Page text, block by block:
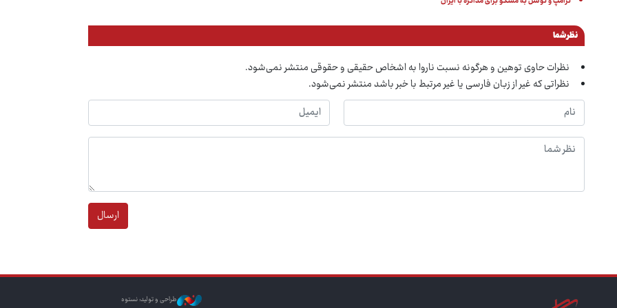
نظر شما
نظرات حاوی توهین و هرگونه نسبت ناروا به اشخاص حقیقی و حقوقی منتشر نمی‌شود.
نظراتی که غیر از زبان فارسی یا غیر مرتبط با خبر باشد منتشر نمی‌شود.
ارسال
طراحی و تولید: نستوه